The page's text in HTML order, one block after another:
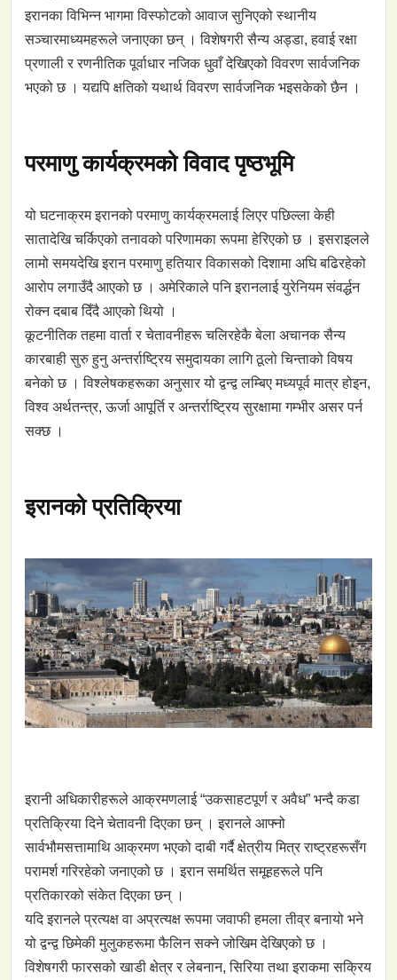
इरानका विभिन्न भागमा विस्फोटको आवाज सुनिएको स्थानीय
सञ्चारमाध्यमहरूले जनाएका छन् । विशेषगरी सैन्य अड्डा, हवाई रक्षा
प्रणाली र रणनीतिक पूर्वाधार नजिक धुवाँ देखिएको विवरण सार्वजनिक
भएको छ । यद्यपि क्षतिको यथार्थ विवरण सार्वजनिक भइसकेको छैन ।
परमाणु कार्यक्रमको विवाद पृष्ठभूमि
यो घटनाक्रम इरानको परमाणु कार्यक्रमलाई लिएर पछिल्ला केही
सातादेखि चर्किएको तनावको परिणामका रूपमा हेरिएको छ । इसराइलले
लामो समयदेखि इरान परमाणु हतियार विकासको दिशामा अघि बढिरहेको
आरोप लगाउँदै आएको छ । अमेरिकाले पनि इरानलाई युरेनियम संवर्द्धन
रोक्न दबाब दिँदै आएको थियो ।
कूटनीतिक तहमा वार्ता र चेतावनीहरू चलिरहेकै बेला अचानक सैन्य
कारबाही सुरु हुनु अन्तर्राष्ट्रिय समुदायका लागि ठूलो चिन्ताको विषय
बनेको छ । विश्लेषकहरूका अनुसार यो द्वन्द्व लम्बिए मध्यपूर्व मात्र होइन,
विश्व अर्थतन्त्र, ऊर्जा आपूर्ति र अन्तर्राष्ट्रिय सुरक्षामा गम्भीर असर पर्न
सक्छ ।
इरानको प्रतिक्रिया
इरानी अधिकारीहरूले आक्रमणलाई “उकसाहटपूर्ण र अवैध” भन्दै कडा
प्रतिक्रिया दिने चेतावनी दिएका छन् । इरानले आफ्नो
सार्वभौमसत्तामाथि आक्रमण भएको दाबी गर्दै क्षेत्रीय मित्र राष्ट्रहरूसँग
परामर्श गरिरहेको जनाएको छ । इरान समर्थित समूहहरूले पनि
प्रतिकारको संकेत दिएका छन् ।
यदि इरानले प्रत्यक्ष वा अप्रत्यक्ष रूपमा जवाफी हमला तीव्र बनायो भने
यो द्वन्द्व छिमेकी मुलुकहरूमा फैलिन सक्ने जोखिम देखिएको छ ।
विशेषगरी फारसको खाडी क्षेत्र र लेबनान, सिरिया तथा इराकमा सक्रिय